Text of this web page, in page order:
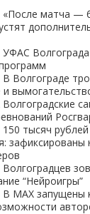
«После матча —
УФАС
В Волгограде
Волгоградские
150 тысяч
зафиксированы
Волгоградцев
“Нейроигры”
В МАХ запущены